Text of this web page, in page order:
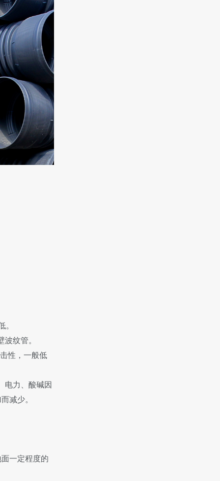
。
纹管。
性，一般低
电力、酸碱因
减少。
一定程度的